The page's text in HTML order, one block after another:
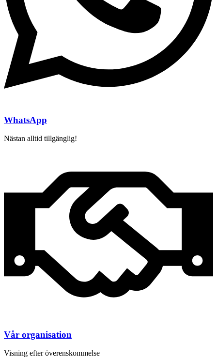
WhatsApp
Nästan alltid tillgänglig!
Vår organisation
Visning efter överenskommelse